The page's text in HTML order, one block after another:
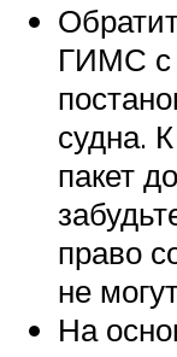
ГИМС с
судна.
пакет
право
не
На